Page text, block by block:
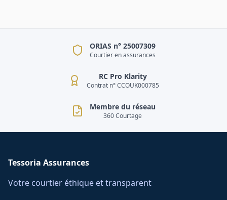
ORIAS n° 25007309
Courtier en assurances
RC Pro Klarity
Contrat n° CCOUK000785
Membre du réseau
360 Courtage
Tessoria Assurances
Votre courtier éthique et transparent